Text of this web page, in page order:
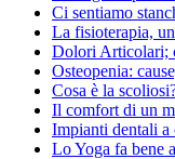
Ci sentiamo
La fisioterapia,
Dolori Articolari;
Osteopenia:
Cosa è la
Il comfort di un
Impianti dentali a
Lo Yoga fa bene